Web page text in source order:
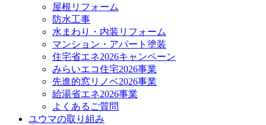
屋根リフォーム
防水工事
水まわり・内装リフォーム
マンション・アパート塗装
住宅省エネ2026キャンペーン
みらいエコ住宅2026事業
先進的窓リノベ2026事業
給湯省エネ2026事業
よくあるご質問
ユウマの取り組み